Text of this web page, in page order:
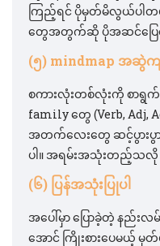
ကြည့်ရင် ပိုမှတ်မိလွယ်ပါတ
တွေအတွက်ဆို ပိုအဆင်ပြေတ
(၅) mindmap အဆွဲကျ
စကားလုံးတစ်လုံးကို စာရွက်
family တွေ (Verb, Adj,
အတက်လေးတွေ ဆင့်ပွားပွာ
ပါ။ အရမ်းအသုံးတည့်သ
(၆) ပြန်အသုံးပြုပါ
အပေါ်မှာ ပြောခဲ့တဲ့ နည်း
အောင် ကြိုးစားပေမယ့်